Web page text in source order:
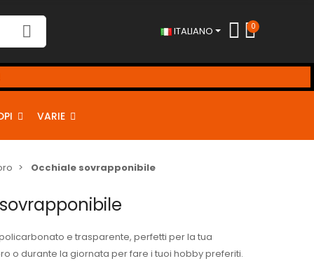
ITALIANO 0
VARIE
Occhiale sovrapponibile
e trasparente, perfetti per la tua
o durante la giornata per fare i tuoi hobby preferiti.